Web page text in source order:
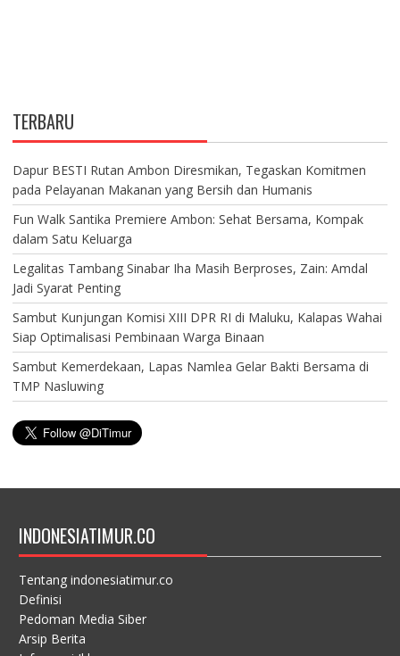
TERBARU
Dapur BESTI Rutan Ambon Diresmikan, Tegaskan Komitmen
pada Pelayanan Makanan yang Bersih dan Humanis
Fun Walk Santika Premiere Ambon: Sehat Bersama, Kompak
dalam Satu Keluarga
Legalitas Tambang Sinabar Iha Masih Berproses, Zain: Amdal
Jadi Syarat Penting
Sambut Kunjungan Komisi XIII DPR RI di Maluku, Kalapas Wahai
Siap Optimalisasi Pembinaan Warga Binaan
Sambut Kemerdekaan, Lapas Namlea Gelar Bakti Bersama di
TMP Nasluwing
INDONESIATIMUR.CO
Tentang indonesiatimur.co
Definisi
Pedoman Media Siber
Arsip Berita